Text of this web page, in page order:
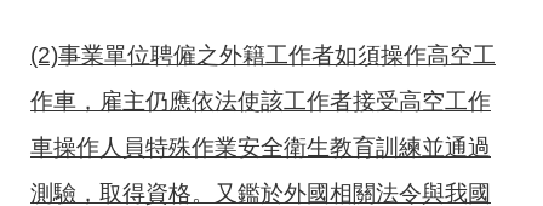
(2)事業單位聘僱之外籍工作者如須操作高空工
作車，雇主仍應依法使該工作者接受高空工作
車操作人員特殊作業安全衛生教育訓練並通過
測驗，取得資格。又鑑於外國相關法令與我國